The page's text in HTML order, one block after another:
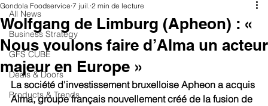
All News
Business Strategy
GFS CUBE
Deals & Doors
Products & Trends
Wolfgang de Limburg (Apheon) : «
Nous voulons faire d’Alma un acteur
majeur en Europe »
Gondola Foodservice 7 juil. 2 min de lecture
La société d'investissement bruxelloise Apheon a acquis
Alma, groupe français nouvellement créé de la fusion de